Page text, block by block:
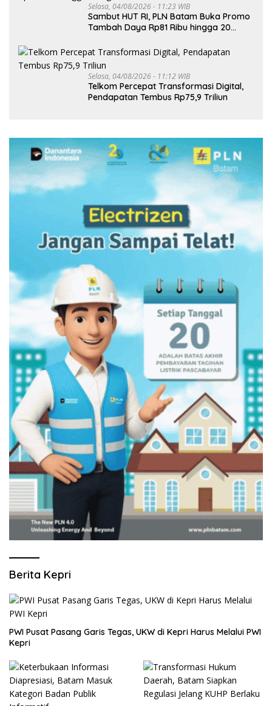
Selasa, 04/08/2026 - 11:23 WIB
Sambut HUT RI, PLN Batam Buka Promo
Tambah Daya Rp81 Ribu hingga 20
Selasa, 04/08/2026 - 11:12 WIB
Telkom Percepat Transformasi Digital,
Pendapatan Tembus Rp75,9 Triliun
Berita Kepri
PWI Pusat Pasang Garis Tegas, UKW di Kepri Harus Melalui PWI
Kepri